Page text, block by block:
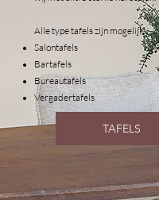
Alle type tafels zijn mogelijk:
Salontafels
Bartafels
Bureautafels
Vergadertafels
TAFELS